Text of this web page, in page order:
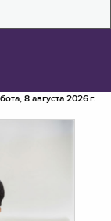
8 августа 2026 г.